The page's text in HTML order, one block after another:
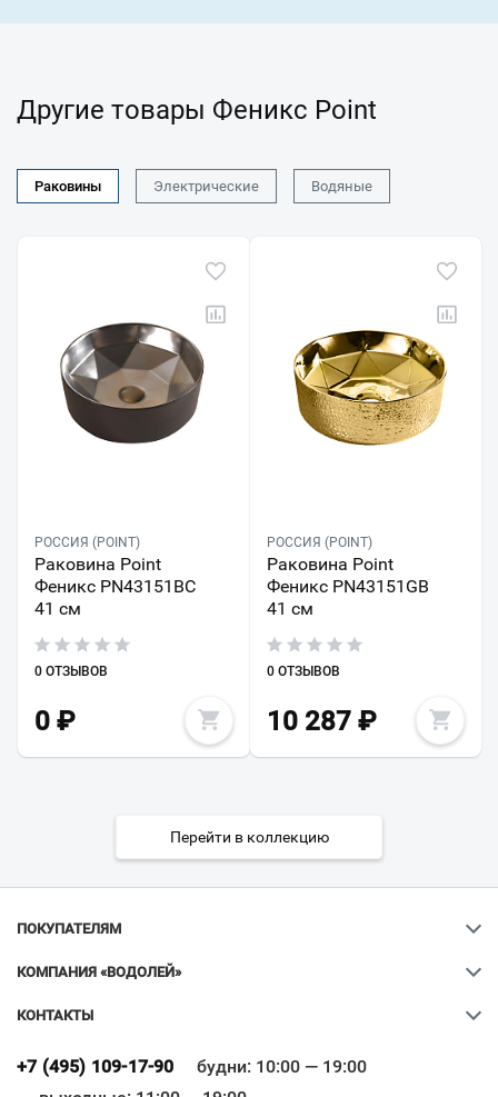
Другие товары Феникс Point
Раковины Электрические Водяные
РОССИЯ (POINT)
Раковина Point
Феникс PN43151BC
41 см
0 ОТЗЫВОВ
0 ₽
РОССИЯ (POINT)
Раковина Point
Феникс PN43151GB
41 см
0 ОТЗЫВОВ
10 287₽
Перейти в коллекцию
ПОКУПАТЕЛЯМ
КОМПАНИЯ «ВОДОЛЕЙ»
КОНТАКТЫ
+7 (495) 109-17-90
будни: 10:00 — 19:00